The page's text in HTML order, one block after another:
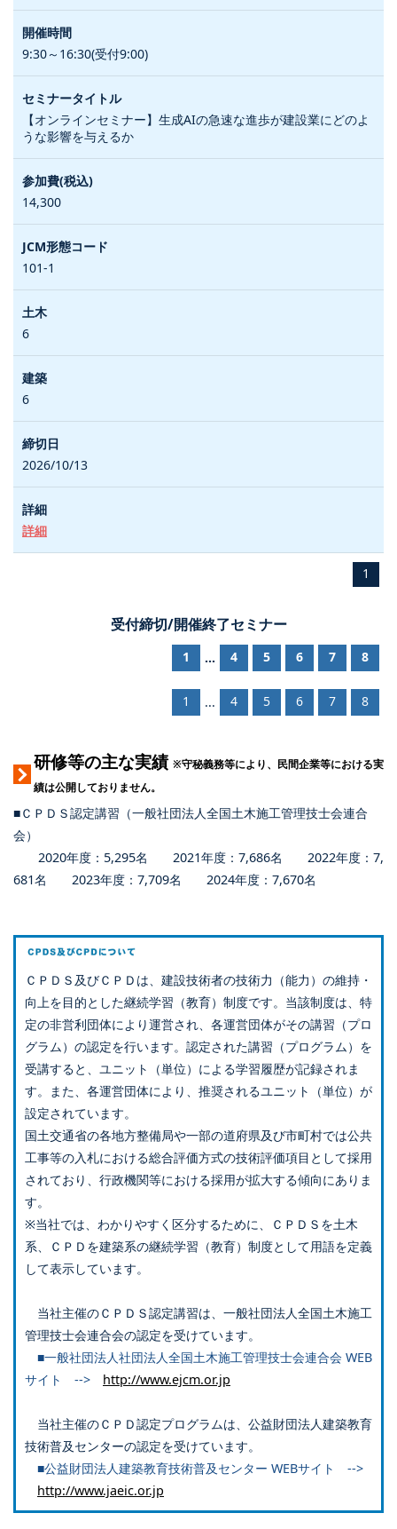
9:30～16:30(受付9:00)
【オンラインセミナー】生成AIの急速な進歩が建設業にどのよ
うな影響を与えるか
14,300
101-1
6
6
2026/10/13
詳細
1
受付締切/開催終了セミナー
1 ... 4 5 6 7 8
1 ... 4 5 6 7 8
研修等の主な実績 ※守秘義務等により、民間企業等における実
績は公開しておりません。
■ＣＰＤＳ認定講習（一般社団法人全国土木施工管理技士会連合
会）
2020年度：5,295名 2021年度：7,686名 2022年度：7,
681名 2023年度：7,709名 2024年度：7,670名
ＣＰＤＳ及びＣＰＤは、建設技術者の技術力（能力）の維持・
向上を目的とした継続学習（教育）制度です。当該制度は、特
定の非営利団体により運営され、各運営団体がその講習（プロ
グラム）の認定を行います。認定された講習（プログラム）を
受講すると、ユニット（単位）による学習履歴が記録されま
す。また、各運営団体により、推奨されるユニット（単位）が
設定されています。
国土交通省の各地方整備局や一部の道府県及び市町村では公共
工事等の入札における総合評価方式の技術評価項目として採用
されており、行政機関等における採用が拡大する傾向にありま
す。
※当社では、わかりやすく区分するために、ＣＰＤＳを土木
系、ＣＰＤを建築系の継続学習（教育）制度として用語を定義
して表示しています。
当社主催のＣＰＤＳ認定講習は、一般社団法人全国土木施工
管理技士会連合会の認定を受けています。
■一般社団法人社団法人全国土木施工管理技士会連合会 WEB
サイト --> http://www.ejcm.or.jp
当社主催のＣＰＤ認定プログラムは、公益財団法人建築教育
技術普及センターの認定を受けています。
■公益財団法人建築教育技術普及センター WEBサイト -->
http://www.jaeic.or.jp